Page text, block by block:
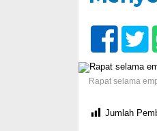
Rapat selama
Jumlah